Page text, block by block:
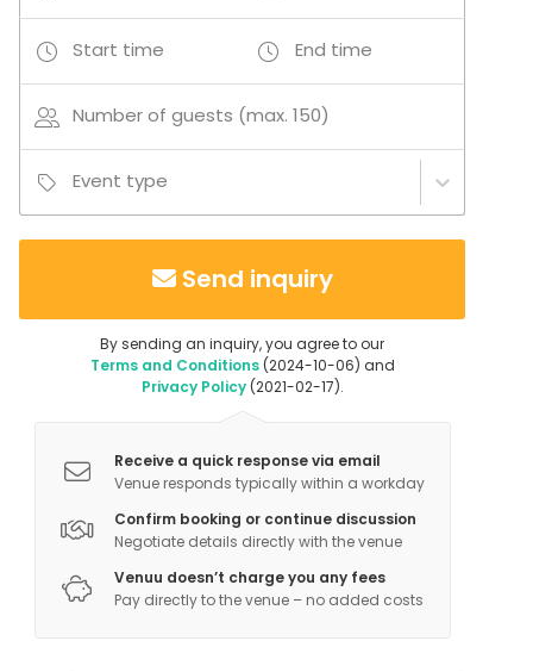
Start time End time
Number of guests (max. 150)
Event type
Send inquiry
By sending an inquiry, you agree to our
Terms and Conditions(2024-10-06) and
Privacy Policy(2021-02-17).
Receive a quick response via email
Venue responds typically within a workday
Confirm booking or continue discussion
Negotiate details directly with the venue
Venuu doesn’t charge you any fees
Pay directly to the venue – no added costs